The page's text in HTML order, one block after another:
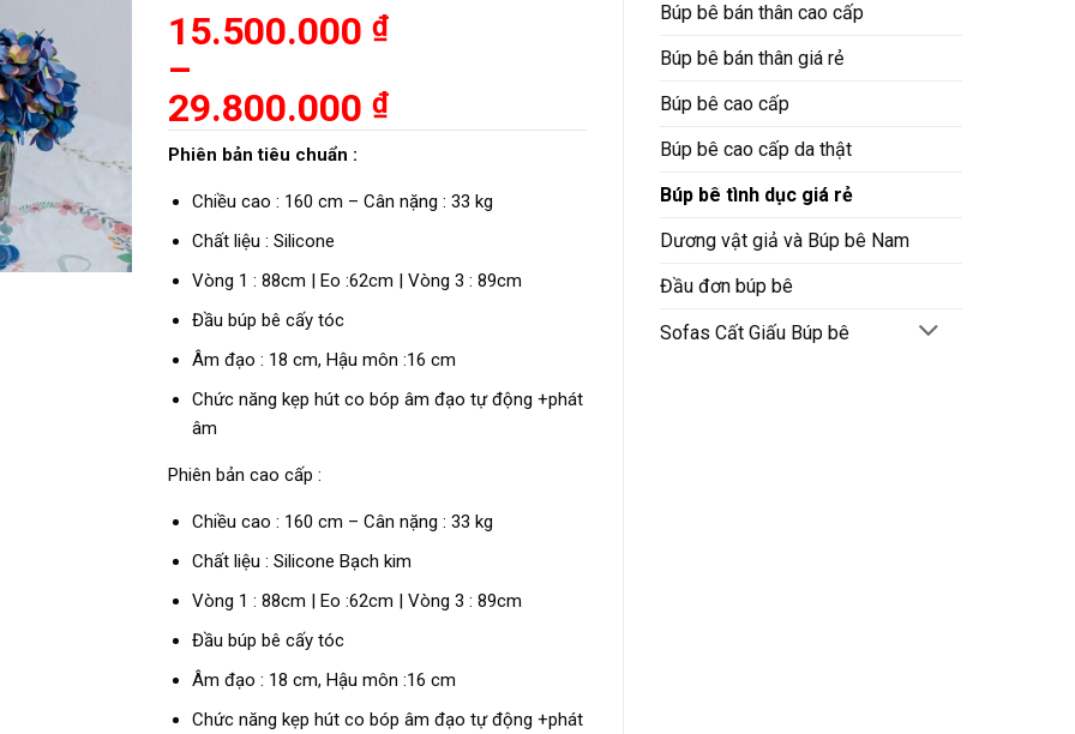
15.500.000₫
–
29.800.000₫
Khoảng
giá:
từ
15.500.000 ₫
đến
29.800.000 ₫
Phiên bản tiêu chuẩn :
Chiều cao : 160 cm – Cân nặng : 33 kg
Chất liệu : Silicone
Vòng 1 : 88cm | Eo :62cm | Vòng 3 : 89cm
Đầu búp bê cấy tóc
Âm đạo : 18 cm, Hậu môn :16 cm
Chức năng kẹp hút co bóp âm đạo tự động +phát
âm
Phiên bản cao cấp :
Chiều cao : 160 cm – Cân nặng : 33 kg
Chất liệu : Silicone Bạch kim
Vòng 1 : 88cm | Eo :62cm | Vòng 3 : 89cm
Đầu búp bê cấy tóc
Âm đạo : 18 cm, Hậu môn :16 cm
Chức năng kẹp hút co bóp âm đạo tự động +phát
Búp bê bán thân cao cấp
Búp bê bán thân giá rẻ
Búp bê cao cấp
Búp bê cao cấp da thật
Búp bê tình dục giá rẻ
Dương vật giả và Búp bê Nam
Đầu đơn búp bê
Sofas Cất Giấu Búp bê